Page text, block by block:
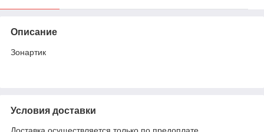
Описание
Зонартик
Условия доставки
Доставка осуществляется только по предоплате.